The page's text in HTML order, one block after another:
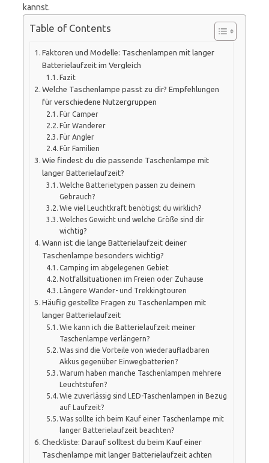
kannst.
Table of Contents
Faktoren und Modelle: Taschenlampen mit langer
Batterielaufzeit im Vergleich
Fazit
Welche Taschenlampe passt zu dir? Empfehlungen
für verschiedene Nutzergruppen
Für Camper
Für Wanderer
Für Angler
Für Familien
Wie findest du die passende Taschenlampe mit
langer Batterielaufzeit?
Welche Batterietypen passen zu deinem
Gebrauch?
Wie viel Leuchtkraft benötigst du wirklich?
Welches Gewicht und welche Größe sind dir
wichtig?
Wann ist die lange Batterielaufzeit deiner
Taschenlampe besonders wichtig?
Camping im abgelegenen Gebiet
Notfallsituationen im Freien oder Zuhause
Längere Wander- und Trekkingtouren
Häufig gestellte Fragen zu Taschenlampen mit
langer Batterielaufzeit
Wie kann ich die Batterielaufzeit meiner
Taschenlampe verlängern?
Was sind die Vorteile von wiederaufladbaren
Akkus gegenüber Einwegbatterien?
Warum haben manche Taschenlampen mehrere
Leuchtstufen?
Wie zuverlässig sind LED-Taschenlampen in Bezug
auf Laufzeit?
Was sollte ich beim Kauf einer Taschenlampe mit
langer Batterielaufzeit beachten?
Checkliste: Darauf solltest du beim Kauf einer
Taschenlampe mit langer Batterielaufzeit achten